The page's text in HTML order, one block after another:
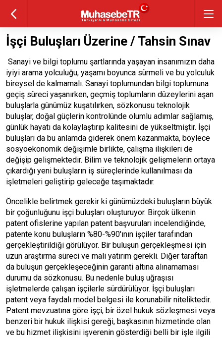
İşçi Buluşları Üzerine / Tahsin Sınav
Sanayi ve bilgi toplumu şartlarında yaşayan insanımızın daha
iyiyi arama yolculuğu, yaşamı boyunca sürmeli ve bu yolculuk
bireysel de kalmamalı. Sanayi toplumundan bilgi toplumuna
geçiş süreci yaşanırken, geçmiş toplumların düzeylerini aşan
buluşlarla günümüz kuşatılırken, sözkonusu teknolojik
buluşlar, doğal güçlerin kontrolünde olumlu adımlar sağlamış,
günlük hayatı da kolaylaştırıp kalitesini de yükseltmiştir. İşçi
buluşları da bu anlamda giderek önem kazanmakta, böylece
sosyoekonomik değişimle birlikte, çalışma ilişkileri de
değişip gelişmektedir. Bilim ve teknolojik gelişmelerin ortaya
çıkardığı yeni buluşların iş süreçlerinde kullanılması da
işletmeleri geliştirip geleceğe taşımaktadır.
Öncelikle belirtmek gerekir ki günümüzdeki buluşların büyük
bir çoğunluğunu işçi buluşları oluşturuyor. Birçok ülkenin
patent ofislerine yapılan patent başvuruları incelendiğinde,
patente konu buluşların %80-%90'ının işçiler tarafından
gerçekleştirildiği görülüyor. Bir buluşun gerçekleşmesi için
uzun araştırma süreci ve mali yatırım gerekli. Diğer taraftan
da buluşun gerçekleşeceğinin garanti altına alınamaması
durumu da sözkonusu. Bu nedenle buluş uğraşısı
işletmelerde çalışan işçilerle sürdürülüyor. İşçi buluşları
patent veya faydalı model belgesi ile korunabilir niteliktedir.
Patent mevzuatına göre işçi, bir özel hukuk sözleşmesi veya
benzeri bir hukuk ilişkisi gereği, başkasının hizmetinde olan
ve bu hizmet ilişkisini işverenin gösterdiği belli bir işle ilgili